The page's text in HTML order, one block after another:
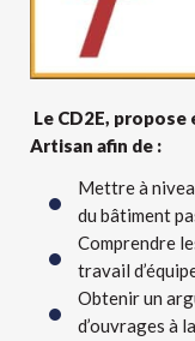
Le CD2E,
Artisan afin de :
Mettre à
du bâtiment
Comprendre
travail
Obtenir un
d’ouvrages à